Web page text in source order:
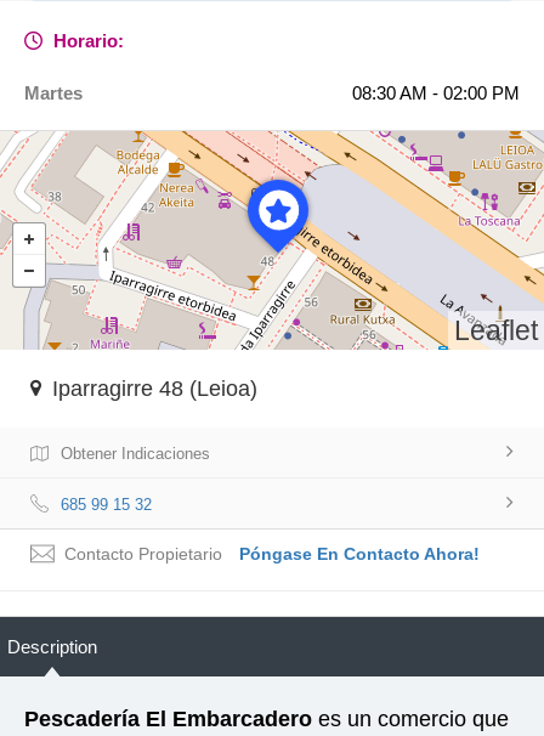
Horario:
Martes 08:30 AM - 02:00 PM
Leaflet
Iparragirre 48 (Leioa)
Obtener Indicaciones
685 99 15 32
Contacto Propietario Póngase En Contacto Ahora!
Description
Pescadería El Embarcadero es un comercio que